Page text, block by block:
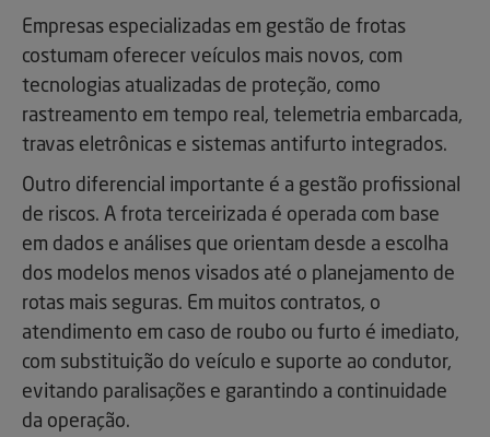
Empresas especializadas em gestão de frotas
costumam oferecer veículos mais novos, com
tecnologias atualizadas de proteção, como
rastreamento em tempo real, telemetria embarcada,
travas eletrônicas e sistemas antifurto integrados.
Outro diferencial importante é a gestão profissional
de riscos. A frota terceirizada é operada com base
em dados e análises que orientam desde a escolha
dos modelos menos visados até o planejamento de
rotas mais seguras. Em muitos contratos, o
atendimento em caso de roubo ou furto é imediato,
com substituição do veículo e suporte ao condutor,
evitando paralisações e garantindo a continuidade
da operação.